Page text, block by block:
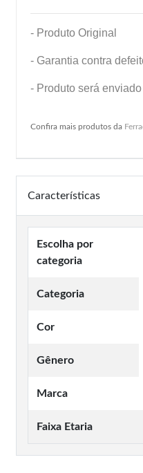
- Produto Original
- Garantia contra
- Produto será
Confira mais produtos da
Características
Escolha por
categoria
Categoria
Cor
Gênero
Marca
Faixa Etaria